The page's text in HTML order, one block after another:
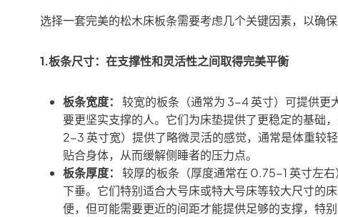
选择一套完美的松木床板条需要考虑几个关键因素，以确
1.板条尺寸：在支撑性和灵活性之间取得完美平衡
板条宽度：
较宽的板条（通常为 3-4 英寸）可提供更
要更坚实支撑的人。它们为床垫提供了更稳定的基础
2-3 英寸宽）提供了略微灵活的感觉，通常是体重较
贴合身体，从而缓解侧睡者的压力点。
板条厚度：
较厚的板条（厚度通常在 0.75-1 英寸左
下垂。它们特别适合大号床或特大号床等较大尺寸的
便，但可能需要更近的间距才能提供足够的支撑，特